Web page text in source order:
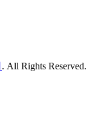
. All Rights Reserved.